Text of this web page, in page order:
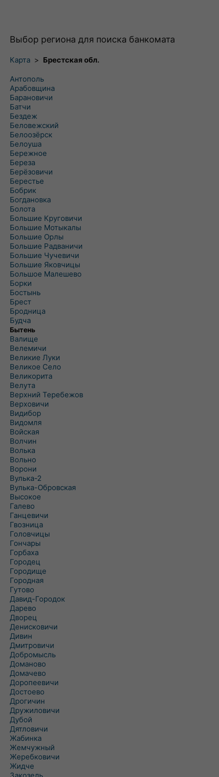
Выбор региона для поиска банкомата
Карта > Брестская обл.
Антополь
Арабовщина
Барановичи
Батчи
Бездеж
Беловежский
Белоозёрск
Белоуша
Бережное
Береза
Берёзовичи
Берестье
Бобрик
Богдановка
Болота
Большие Круговичи
Большие Мотыкалы
Большие Орлы
Большие Радваничи
Большие Чучевичи
Большие Яковчицы
Большое Малешево
Борки
Бостынь
Брест
Бродница
Будча
Бытень
Валище
Велемичи
Великие Луки
Великое Село
Великорита
Велута
Верхний Теребежов
Верховичи
Видибор
Видомля
Войская
Волчин
Волька
Вольно
Ворони
Вулька-2
Вулька-Обровская
Высокое
Галево
Ганцевичи
Гвозница
Головчицы
Гончары
Горбаха
Городец
Городище
Городная
Гутово
Давид-Городок
Дарево
Дворец
Денисковичи
Дивин
Дмитровичи
Добромысль
Доманово
Домачево
Доропеевичи
Достоево
Дрогичин
Дружиловичи
Дубой
Дятловичи
Жабинка
Жемчужный
Жеребковичи
Жидче